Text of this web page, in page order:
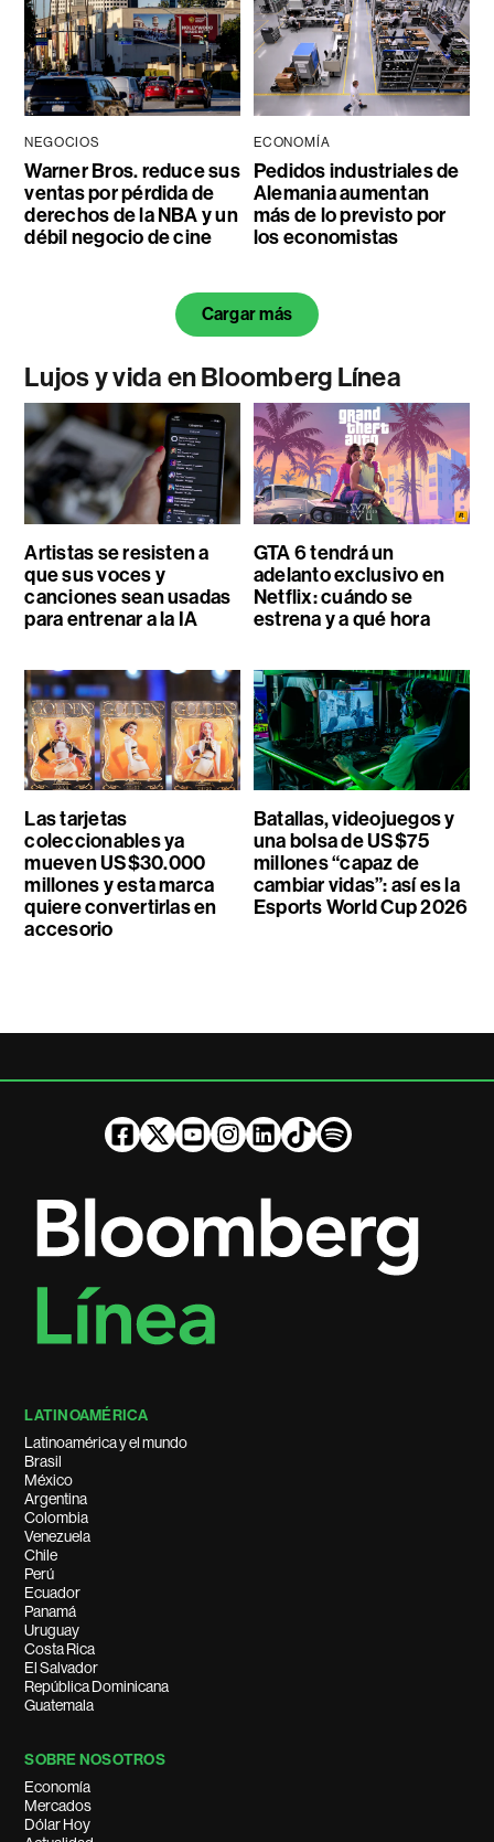
NEGOCIOS
Warner Bros. reduce sus
ventas por pérdida de
derechos de la NBA y un
débil negocio de cine
ECONOMÍA
Pedidos industriales de
Alemania aumentan
más de lo previsto por
los economistas
Cargar más
Lujos y vida en Bloomberg Línea
Artistas se resisten a
que sus voces y
canciones sean usadas
para entrenar a la IA
GTA 6 tendrá un
adelanto exclusivo en
Netflix: cuándo se
estrena y a qué hora
Las tarjetas
coleccionables ya
mueven US$30.000
millones y esta marca
quiere convertirlas en
accesorio
Batallas, videojuegos y
una bolsa de US$75
millones “capaz de
cambiar vidas”: así es la
Esports World Cup 2026
LATINOAMÉRICA
Latinoamérica y el mundo
Brasil
México
Argentina
Colombia
Venezuela
Chile
Perú
Ecuador
Panamá
Uruguay
Costa Rica
El Salvador
República Dominicana
Guatemala
SOBRE NOSOTROS
Economía
Mercados
Dólar Hoy